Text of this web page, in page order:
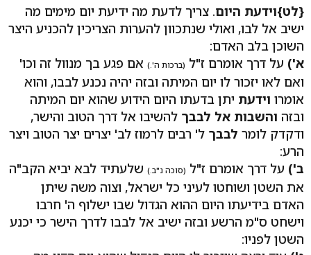
{לט}וידעת היום. צריך לדעת מה ידיעת יום מימים מה
ישיב אל לבו, ואולי שנתכוון להערות הצריכין להכניע היצר
השוכן בלב האדם:
א') על דרך אומרם ז"ל (ברכות ה'.) אם פגע בך מנוול זה וכו'
ואם לאו יזכור לו יום המיתה ובזה יהיה נכנע לבבו, והוא
אומרו וידעת יתן בדעתו היום הידוע שהוא יום המיתה
ובזה והשבות אל לבבך להשיבו אל דרך הטוב והישר,
ודקדק לומר לבבך ל' רבים לרמוז לב' יצרים יצר הטוב ויצר
הרע:
ב') על דרך אומרם ז"ל (סוכה נ"ב.) שלעתיד לבא יביא הקב"ה
את השטן ושוחטו לעיני כל ישראל, וצוה משה שיתן
האדם בידיעתו היום ההוא הגדול שבו ישלוף ה' חרבו
וישחט ס"מ הרשע ובזה ישיב אל לבבו לדרך הישר כי יכנע
השטן לפניו: